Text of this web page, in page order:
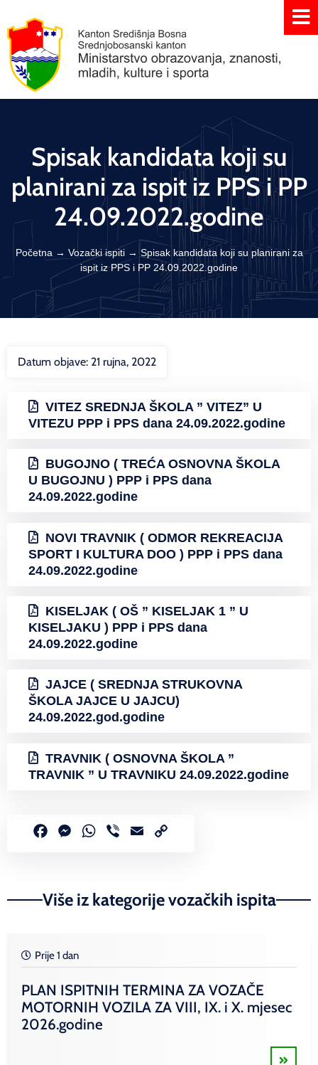
Spisak kandidata koji su
planirani za ispit iz PPS i PP
24.09.2022.godine
Početna → Vozački ispiti→ Spisak kandidata koji su planirani za
ispit iz PPS i PP 24.09.2022.godine
Datum objave: 21 rujna, 2022
VITEZ SREDNJA ŠKOLA ” VITEZ” U
VITEZU PPP i PPS dana 24.09.2022.godine
BUGOJNO ( TREĆA OSNOVNA ŠKOLA
U BUGOJNU ) PPP i PPS dana
24.09.2022.godine
NOVI TRAVNIK ( ODMOR REKREACIJA
SPORT I KULTURA DOO ) PPP i PPS dana
24.09.2022.godine
KISELJAK ( OŠ ” KISELJAK 1 ” U
KISELJAKU ) PPP i PPS dana
24.09.2022.godine
JAJCE ( SREDNJA STRUKOVNA
ŠKOLA JAJCE U JAJCU)
24.09.2022.god.godine
TRAVNIK ( OSNOVNA ŠKOLA ”
TRAVNIK ” U TRAVNIKU 24.09.2022.godine
FacebookMessenger
WhatsApp
Viber Email
Više iz kategorije vozačkih ispita
Prije 1 dan
PLAN ISPITNIH TERMINA ZA VOZAČE
MOTORNIH VOZILA ZA VIII, IX. i X. mjesec
2026.godine